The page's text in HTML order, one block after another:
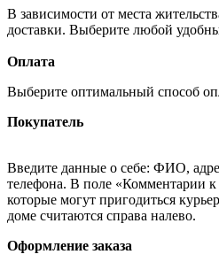
В зависимости от места
доставки. Выберите любой
Оплата
Выберите оптимальный способ
Покупатель
Введите данные о себе: ФИО,
телефона. В поле «Комментарии к
которые могут пригодиться
доме считаются справа налево.
Оформление заказа